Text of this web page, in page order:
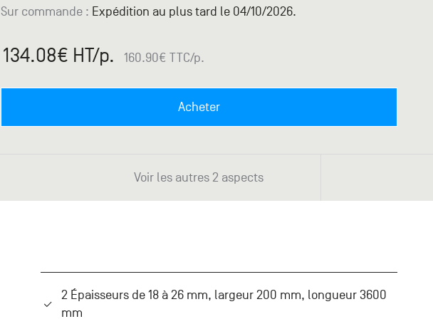
Sur commande : Expédition au plus tard le 04/10/2026.
134.08€ HT/p. 160.90€ TTC/p.
Acheter
Voir les autres 2 aspects
2 Épaisseurs de 18 à 26 mm, largeur 200 mm, longueur 3600
mm